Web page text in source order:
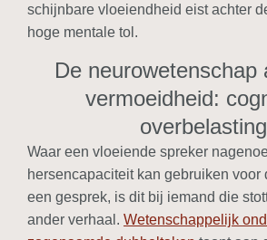
schijnbare vloeiendheid eist achter
hoge mentale tol.
De neurowetenschap
vermoeidheid:
overbelasting
Waar een vloeiende spreker
hersencapaciteit kan gebruiken voor
een gesprek, is dit bij iemand die
ander verhaal. Wetenschappelijk